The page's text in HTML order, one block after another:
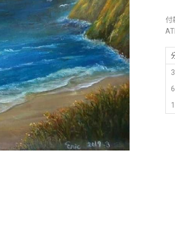
付